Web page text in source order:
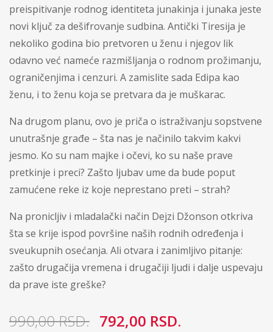
preispitivanje rodnog identiteta junakinja i junaka jeste
novi ključ za dešifrovanje sudbina. Antički Tiresija je
nekoliko godina bio pretvoren u ženu i njegov lik
odavno već nameće razmišljanja o rodnom prožimanju,
ograničenjima i cenzuri. A zamislite sada Edipa kao
ženu, i to ženu koja se pretvara da je muškarac.
Na drugom planu, ovo je priča o istraživanju sopstvene
unutrašnje građe – šta nas je načinilo takvim kakvi
jesmo. Ko su nam majke i očevi, ko su naše prave
pretkinje i preci? Zašto ljubav ume da bude poput
zamućene reke iz koje neprestano preti – strah?
Na pronicljiv i mladalački način Dejzi Džonson otkriva
šta se krije ispod površine naših rodnih određenja i
sveukupnih osećanja. Ali otvara i zanimljivo pitanje:
zašto drugačija vremena i drugačiji ljudi i dalje uspevaju
da prave iste greške?
990,00RSD. 792,00 RSD.